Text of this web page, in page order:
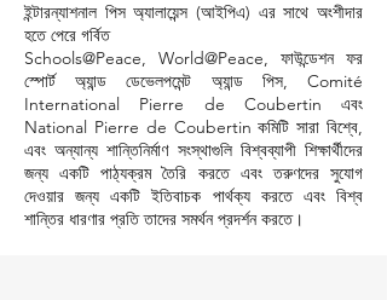
ইন্টারন্যাশনাল পিস অ্যালায়েন্স (আইপিএ) এর সাথে অংশীদার
হতে পেরে গর্বিত
Schools@Peace, World@Peace, ফাউন্ডেশন ফর
স্পোর্ট অ্যান্ড ডেভেলপমেন্ট অ্যান্ড পিস, Comité
International Pierre de Coubertin এবং
National Pierre de Coubertin কমিটি সারা বিশ্বে,
এবং অন্যান্য শান্তিনির্মাণ সংস্থাগুলি বিশ্বব্যাপী শিক্ষার্থীদের
জন্য একটি পাঠ্যক্রম তৈরি করতে এবং তরুণদের সুযোগ
দেওয়ার জন্য একটি ইতিবাচক পার্থক্য করতে এবং বিশ্ব
শান্তির ধারণার প্রতি তাদের সমর্থন প্রদর্শন করতে।